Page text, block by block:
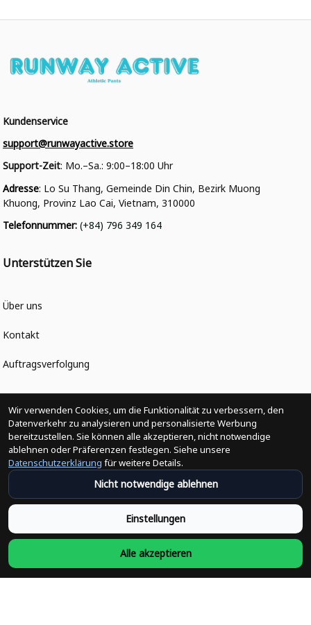
Kundenservice
support@runwayactive.store
Support-Zeit: Mo.–Sa.: 9:00–18:00 Uhr
Adresse: Lo Su Thang, Gemeinde Din Chin, Bezirk Muong
Khuong, Provinz Lao Cai, Vietnam, 310000
Telefonnummer: (+84) 796 349 164
Unterstützen Sie
Über uns
Kontakt
Auftragsverfolgung
Politiken
Änderungen der Bestellung
Versandpolitik
Rückerstattungsrichtlinie
Rückgabepolitik
Wir verwenden Cookies, um die Funktionalität zu verbessern, den
Datenverkehr zu analysieren und personalisierte Werbung
bereitzustellen. Sie können alle akzeptieren, nicht notwendige
ablehnen oder Präferenzen festlegen. Siehe unsere
Datenschutzerklärung für weitere Details.
Nicht notwendige ablehnen
Einstellungen
Alle akzeptieren